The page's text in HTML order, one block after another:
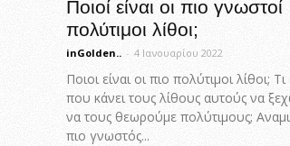
Ποιοί είναι οι πιο γνωστοί
πολύτιμοι λίθοι;
inGolden.. - 4 Ιανουαρίου 2022
Ποιοι είναι οι πιο πολύτιμοι λίθοι; Τι
που κάνει τους λίθους αυτούς να
να τους θεωρούμε πολύτιμους;
πιο γνωστός...